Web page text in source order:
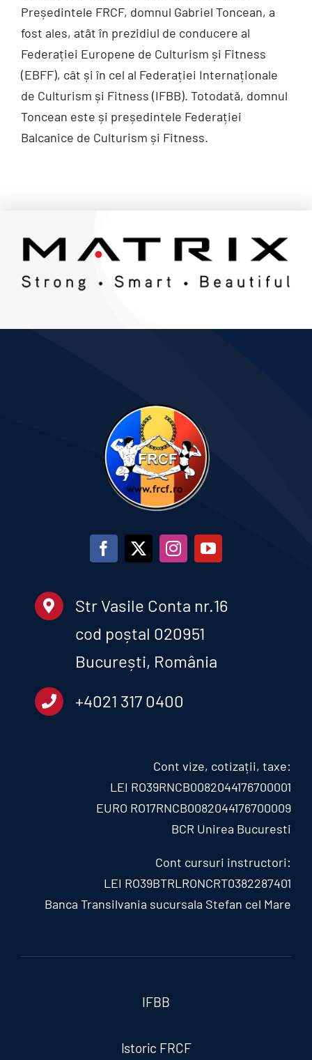
Președintele FRCF, domnul Gabriel Toncean, a
fost ales, atât în prezidiul de conducere al
Federației Europene de Culturism și Fitness
(EBFF), cât și în cel al Federației Internaționale
de Culturism și Fitness (IFBB). Totodată, domnul
Toncean este și președintele Federației
Balcanice de Culturism și Fitness.
Str Vasile Conta nr.16
cod poștal 020951
București, România
+4021 317 0400
Cont vize, cotizații, taxe:
LEI RO39RNCB0082044176700001
EURO RO17RNCB0082044176700009
BCR Unirea Bucuresti
Cont cursuri instructori:
LEI RO39BTRLRONCRT0382287401
Banca Transilvania sucursala Stefan cel Mare
IFBB
Istoric FRCF